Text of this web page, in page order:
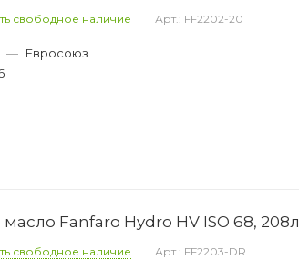
свободное наличие Арт.: FF2202-20
— Евросоюз
Fanfaro Hydro HV ISO 68, 208л
свободное наличие Арт.: FF2203-DR